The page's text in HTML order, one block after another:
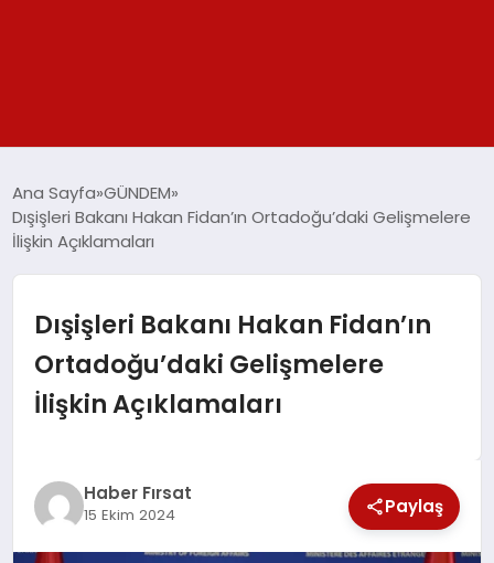
SPOR
TEKNOLOJİ
SAĞLIK
MAGAZİN
Ana Sayfa GÜNDEM
Dışişleri Bakanı Hakan Fidan’ın Ortadoğu’daki Gelişmelere
İlişkin Açıklamaları
Dışişleri Bakanı Hakan Fidan’ın
Ortadoğu’daki Gelişmelere
İlişkin Açıklamaları
Haber Fırsat
15 Ekim 2024 Paylaş